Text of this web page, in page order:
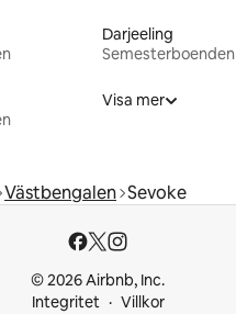
Darjeeling
Semesterboenden
Visa mer
Västbengalen Sevoke
© 2026 Airbnb, Inc.
Integritet
Villkor